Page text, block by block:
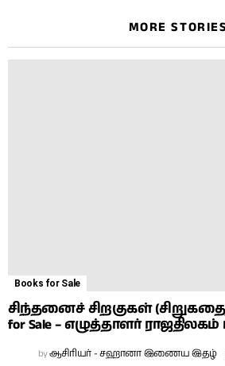
MORE STORIES
Books for Sale
சிந்தனைச் சிறகுகள்
for Sale – எழுத்தாளர்
byஆசிரியர் - சஹானா இணைய இதழ்